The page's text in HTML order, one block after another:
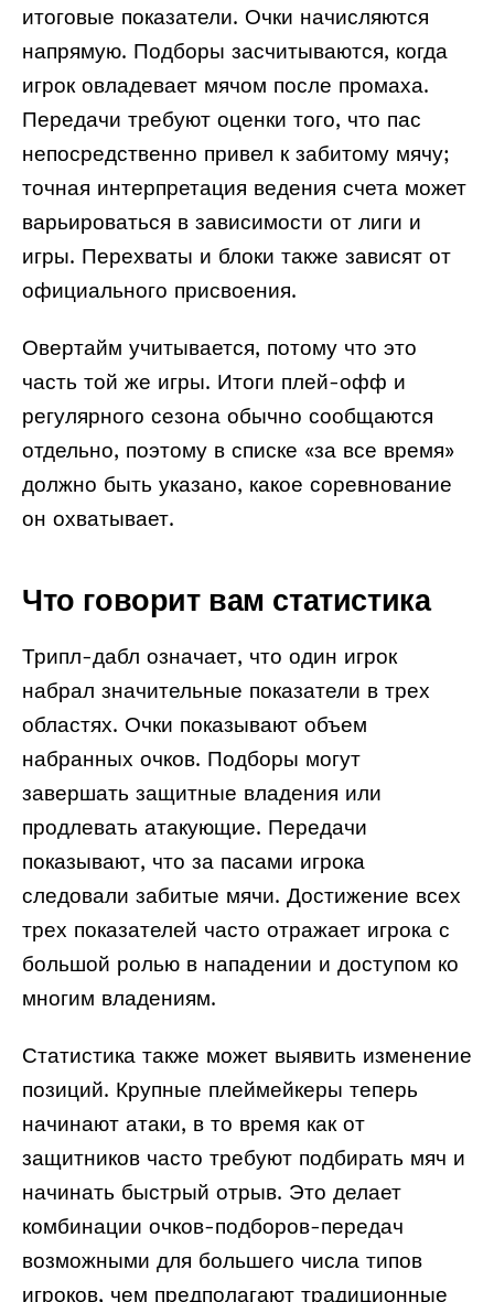
итоговые показатели. Очки начисляются
напрямую. Подборы засчитываются, когда
игрок овладевает мячом после промаха.
Передачи требуют оценки того, что пас
непосредственно привел к забитому мячу;
точная интерпретация ведения счета может
варьироваться в зависимости от лиги и
игры. Перехваты и блоки также зависят от
официального присвоения.
Овертайм учитывается, потому что это
часть той же игры. Итоги плей-офф и
регулярного сезона обычно сообщаются
отдельно, поэтому в списке «за все время»
должно быть указано, какое соревнование
он охватывает.
Что говорит вам статистика
Трипл-дабл означает, что один игрок
набрал значительные показатели в трех
областях. Очки показывают объем
набранных очков. Подборы могут
завершать защитные владения или
продлевать атакующие. Передачи
показывают, что за пасами игрока
следовали забитые мячи. Достижение всех
трех показателей часто отражает игрока с
большой ролью в нападении и доступом ко
многим владениям.
Статистика также может выявить изменение
позиций. Крупные плеймейкеры теперь
начинают атаки, в то время как от
защитников часто требуют подбирать мяч и
начинать быстрый отрыв. Это делает
комбинации очков-подборов-передач
возможными для большего числа типов
игроков, чем предполагают традиционные